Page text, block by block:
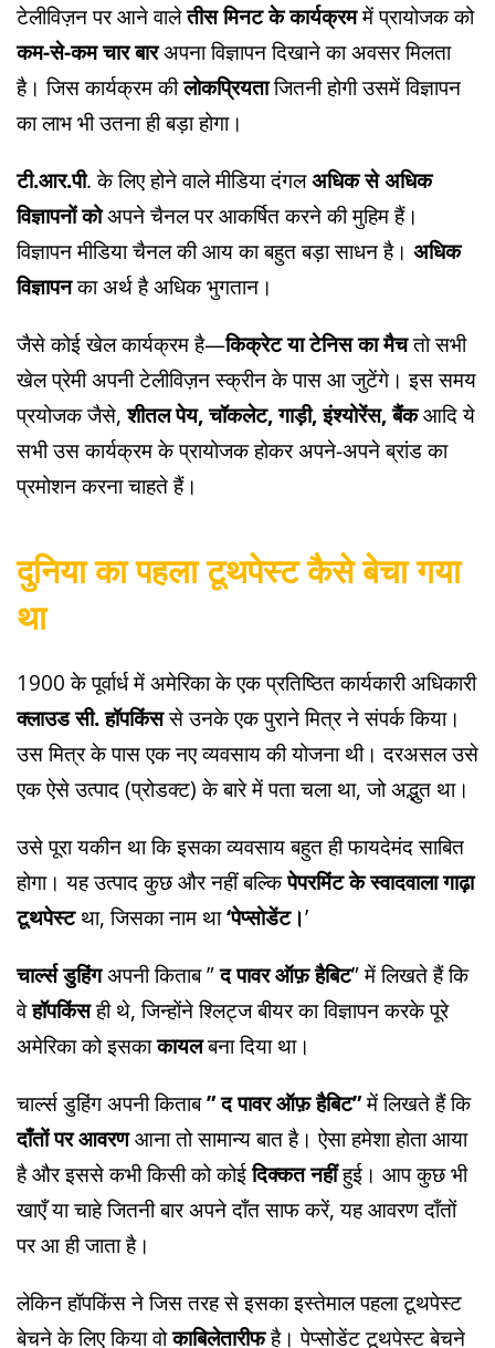
टेलीविज़न पर आने वालेतीस मिनट के कार्यक्रममें प्रायोजक को
कम-से-कम चार बारअपना विज्ञापन दिखाने का अवसर मिलता
है। जिस कार्यक्रम कीलोकप्रियताजितनी होगी उसमें विज्ञापन
का लाभ भी उतना ही बड़ा होगा।
टी.आर.पी. के लिए होने वाले मीडिया दंगलअधिक से अधिक
विज्ञापनों कोअपने चैनल पर आकर्षित करने की मुहिम हैं।
विज्ञापन मीडिया चैनल की आय का बहुत बड़ा साधन है। अधिक
विज्ञापनका अर्थ है अधिक भुगतान।
जैसे कोई खेल कार्यक्रम है—किक्रेट या टेनिस का मैचतो सभी
खेल प्रेमी अपनी टेलीविज़न स्क्रीन के पास आ जुटेंगे। इस समय
प्रयोजक जैसे,शीतल पेय, चॉकलेट, गाड़ी, इंश्योरेंस, बैंकआदि ये
सभी उस कार्यक्रम के प्रायोजक होकर अपने-अपने ब्रांड का
प्रमोशन करना चाहते हैं।
दुनिया का पहला टूथपेस्ट कैसे बेचा गया
था
1900 के पूर्वार्ध में अमेरिका के एक प्रतिष्ठित कार्यकारी अधिकारी
क्लाउड सी. हॉपकिंससे उनके एक पुराने मित्र ने संपर्क किया।
उस मित्र के पास एक नए व्यवसाय की योजना थी। दरअसल उसे
एक ऐसे उत्पाद (प्रोडक्ट) के बारे में पता चला था, जो अद्भुत था।
उसे पूरा यकीन था कि इसका व्यवसाय बहुत ही फायदेमंद साबित
होगा। यह उत्पाद कुछ और नहीं बल्किपेपरमिंट के स्वादवाला गाढ़ा
टूथपेस्टथा, जिसका नाम था‘पेप्सोडेंट।’
चार्ल्स डुहिंगअपनी किताब ”द पावर ऑफ़ हैबिट” में लिखते हैं कि
वेहॉपकिंसही थे, जिन्होंने श्लिट्ज बीयर का विज्ञापन करके पूरे
अमेरिका को इसकाकायलबना दिया था।
चार्ल्स डुहिंग अपनी किताब” द पावर ऑफ़ हैबिट”में लिखते हैं कि
दाँतों पर आवरणआना तो सामान्य बात है। ऐसा हमेशा होता आया
है और इससे कभी किसी को कोईदिक्कत नहींहुई। आप कुछ भी
खाएँ या चाहे जितनी बार अपने दाँत साफ करें, यह आवरण दाँतों
पर आ ही जाता है।
लेकिन हॉपकिंस ने जिस तरह से इसका इस्तेमाल पहला टूथपेस्ट
बेचने के लिए किया वोकाबिलेतारीफहै। पेप्सोडेंट टूथपेस्ट बेचने